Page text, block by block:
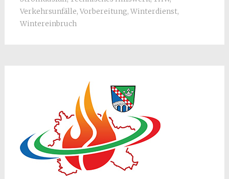
Verkehrsunfälle, Vorbereitung, Winterdienst,
Wintereinbruch